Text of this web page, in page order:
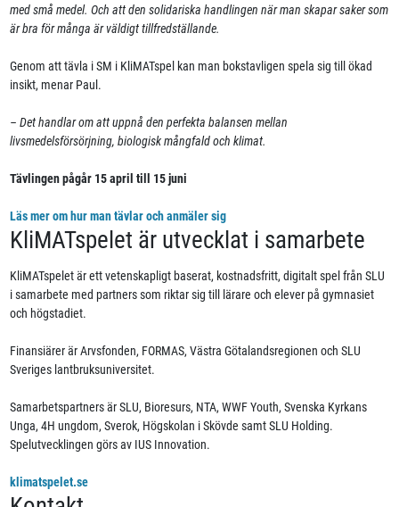
med små medel. Och att den solidariska handlingen när man skapar saker som
är bra för många är väldigt tillfredställande.
Genom att tävla i SM i KliMATspel kan man bokstavligen spela sig till ökad
insikt, menar Paul.
– Det handlar om att uppnå den perfekta balansen mellan
livsmedelsförsörjning, biologisk mångfald och klimat.
Tävlingen pågår 15 april till 15 juni
Läs mer om hur man tävlar och anmäler sig
KliMATspelet är utvecklat i samarbete
KliMATspelet är ett vetenskapligt baserat, kostnadsfritt, digitalt spel från SLU
i samarbete med partners som riktar sig till lärare och elever på gymnasiet
och högstadiet.
Finansiärer är Arvsfonden, FORMAS, Västra Götalandsregionen och SLU
Sveriges lantbruksuniversitet.
Samarbetspartners är SLU, Bioresurs, NTA, WWF Youth, Svenska Kyrkans
Unga, 4H ungdom, Sverok, Högskolan i Skövde samt SLU Holding.
Spelutvecklingen görs av IUS Innovation.
klimatspelet.se